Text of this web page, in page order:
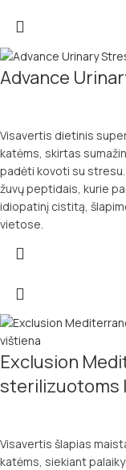
Advance
Visavertis dietinis
katėms, skirtas
padėti kovoti su
žuvų peptidais, kurie
idiopatinį cistitą,
vietose.
Exclusion
sterilizuotoms
Visavertis šlapias
katėms, siekiant